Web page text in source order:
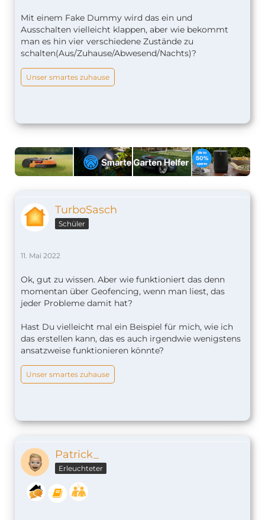
Mit einem Fake Dummy wird das ein und
Ausschalten vielleicht klappen, aber wie bekommt
man es hin vier verschiedene Zustände zu
schalten(Aus/Zuhause/Abwesend/Nachts)?
Unser smartes zuhause
TurboSasch
Schüler
11. Mai 2022
Ok, gut zu wissen. Aber wie funktioniert das denn
momentan über Geofencing, wenn man liest, das
jeder Probleme damit hat?
Hast Du vielleicht mal ein Beispiel für mich, wie ich
das erstellen kann, das es auch irgendwie wenigstens
ansatzweise funktionieren könnte?
Unser smartes zuhause
Patrick_
Erleuchteter